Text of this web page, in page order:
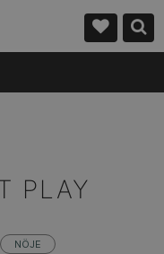
PLAY
NÖJE